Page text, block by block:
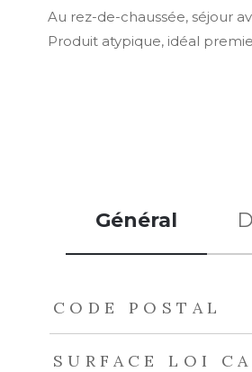
Au rez-de-chaussée, séjour
Produit atypique, idéal
Général
CODE POSTAL
SURFACE LOI